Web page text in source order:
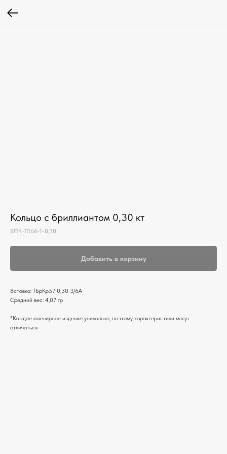
Кольцо с бриллиантом 0,30 кт
БПК-11166-1-0,30
Добавить в корзину
Вставка: 1БрКр57 0,30 3/6А
Средний вес: 4,07 гр
*Каждое ювелирное изделие уникально, поэтому характеристики могут
отличаться